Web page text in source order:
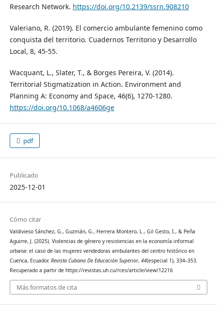
Research Network. https://doi.org/10.2139/ssrn.908210
Valeriano, R. (2019). El comercio ambulante femenino como
conquista del territorio. Cuadernos Territorio y Desarrollo
Local, 8, 45-55.
Wacquant, L., Slater, T., & Borges Pereira, V. (2014).
Territorial Stigmatization in Action. Environment and
Planning A: Economy and Space, 46(6), 1270-1280.
https://doi.org/10.1068/a4606ge
pdf
Publicado
2025-12-01
Cómo citar
Valdivieso Sánchez, G., Guzmán, G., Herrera Montero, L., Gil Gesto, I., & Peña
Aguirre, J. (2025). Violencias de género y resistencias en la economía informal
urbana: el caso de las mujeres vendedoras ambulantes del centro histórico en
Cuenca, Ecuador. Revista Cubana De Educación Superior, 44(especial 1), 334–353.
Recuperado a partir de https://revistas.uh.cu/rces/article/view/12216
Más formatos de cita